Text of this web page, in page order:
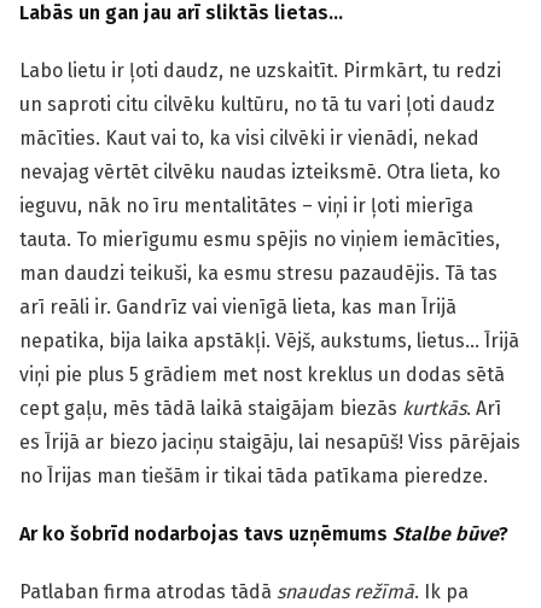
Labās un gan jau arī sliktās lietas…
Labo lietu ir ļoti daudz, ne uzskaitīt. Pirmkārt, tu redzi
un saproti citu cilvēku kultūru, no tā tu vari ļoti daudz
mācīties. Kaut vai to, ka visi cilvēki ir vienādi, nekad
nevajag vērtēt cilvēku naudas izteiksmē. Otra lieta, ko
ieguvu, nāk no īru mentalitātes – viņi ir ļoti mierīga
tauta. To mierīgumu esmu spējis no viņiem iemācīties,
man daudzi teikuši, ka esmu stresu pazaudējis. Tā tas
arī reāli ir. Gandrīz vai vienīgā lieta, kas man Īrijā
nepatika, bija laika apstākļi. Vējš, aukstums, lietus… Īrijā
viņi pie plus 5 grādiem met nost kreklus un dodas sētā
cept gaļu, mēs tādā laikā staigājam biezās kurtkās. Arī
es Īrijā ar biezo jaciņu staigāju, lai nesapūš! Viss pārējais
no Īrijas man tiešām ir tikai tāda patīkama pieredze.
Ar ko šobrīd nodarbojas tavs uzņēmums Stalbe būve?
Patlaban firma atrodas tādā snaudas režīmā. Ik pa